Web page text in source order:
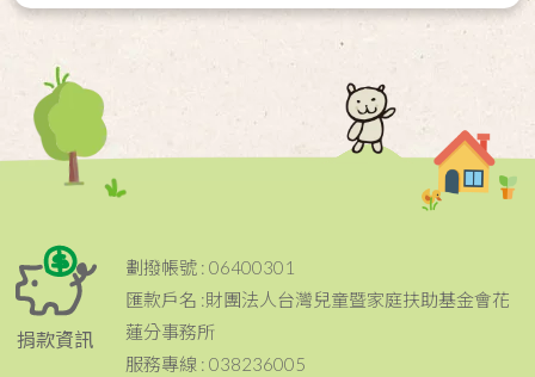
捐款資訊
劃撥帳號 : 06400301
匯款戶名 :財團法人台灣兒童暨家庭扶助基金會花
蓮分事務所
服務專線 : 038236005